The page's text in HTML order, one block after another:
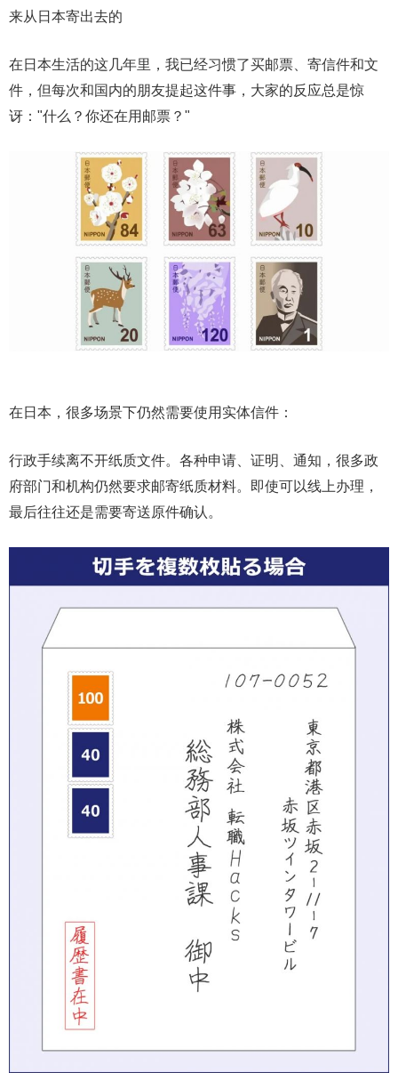
来从日本寄出去的
在日本生活的这几年里，我已经习惯了买邮票、寄信件和文
件，但每次和国内的朋友提起这件事，大家的反应总是惊
讶："什么？你还在用邮票？"
在日本，很多场景下仍然需要使用实体信件：
行政手续离不开纸质文件。各种申请、证明、通知，很多政
府部门和机构仍然要求邮寄纸质材料。即使可以线上办理，
最后往往还是需要寄送原件确认。